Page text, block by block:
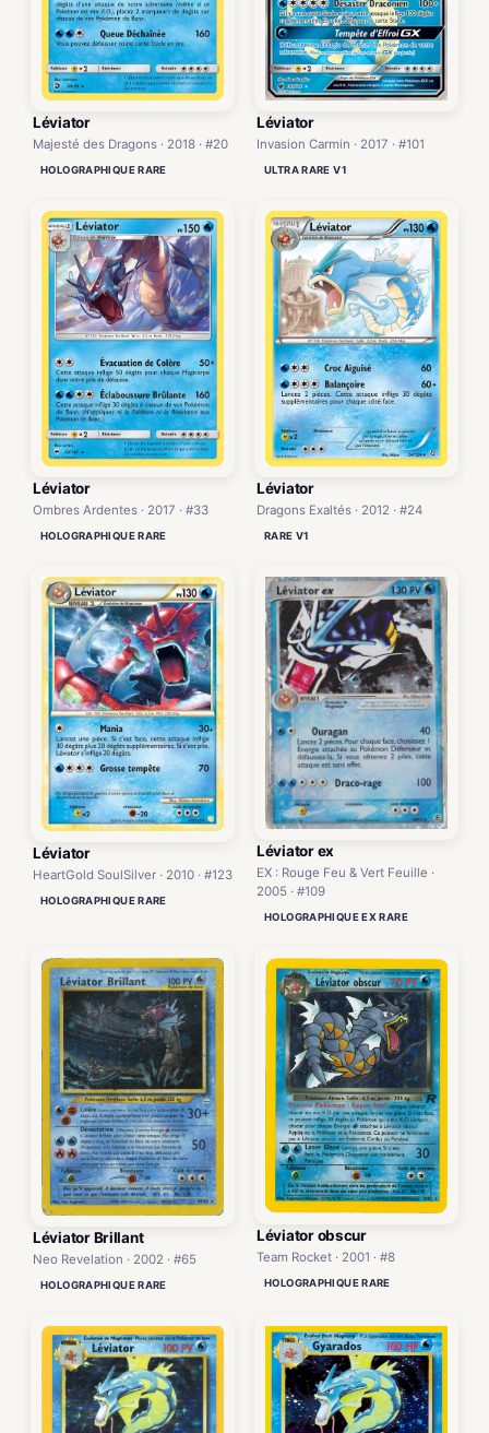
Léviator
Majesté des Dragons · 2018 · #20
HOLOGRAPHIQUE RARE
Léviator
Invasion Carmin · 2017 · #101
ULTRA RARE V1
Léviator
Ombres Ardentes · 2017 · #33
HOLOGRAPHIQUE RARE
Léviator
Dragons Exaltés · 2012 · #24
RARE V1
Léviator
HeartGold SoulSilver · 2010 · #123
HOLOGRAPHIQUE RARE
Léviator ex
EX : Rouge Feu & Vert Feuille ·
2005 · #109
HOLOGRAPHIQUE EX RARE
Léviator Brillant
Neo Revelation · 2002 · #65
HOLOGRAPHIQUE RARE
Léviator obscur
Team Rocket · 2001 · #8
HOLOGRAPHIQUE RARE